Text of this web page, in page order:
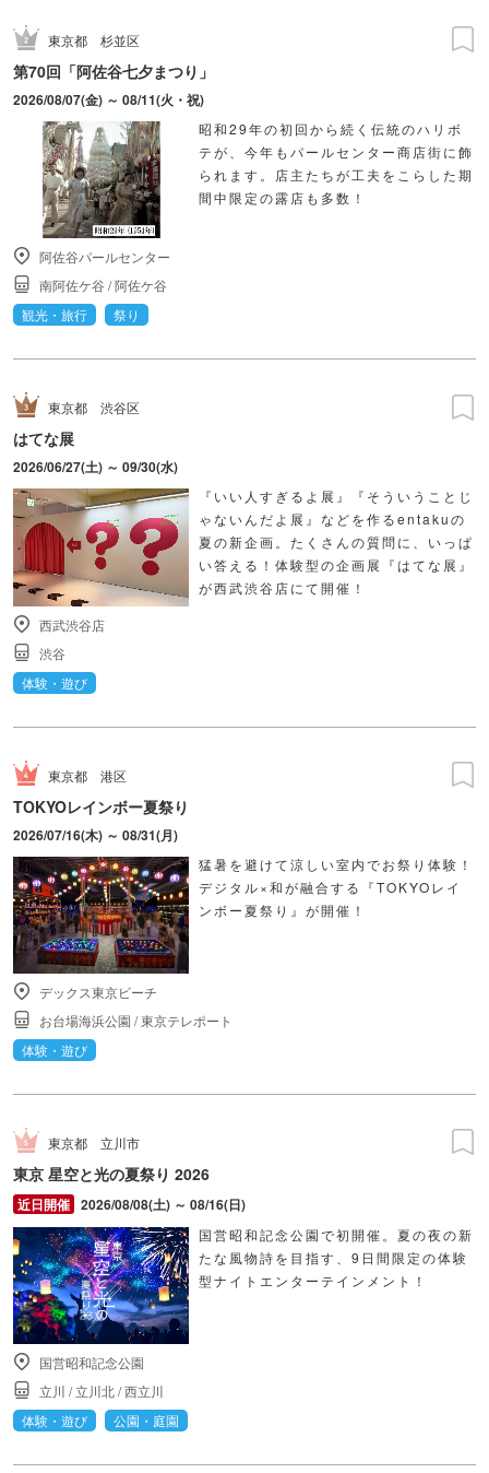
東京都 杉並区
第70回「阿佐谷七夕まつり」
2026/08/07(金) ～ 08/11(火・祝)
昭和29年の初回から続く伝統のハリボ
テが、今年もパールセンター商店街に飾
られます。店主たちが工夫をこらした期
間中限定の露店も多数！
阿佐谷パールセンター
南阿佐ケ谷 /阿佐ケ谷
観光・旅行
祭り
東京都 渋谷区
はてな展
2026/06/27(土) ～ 09/30(水)
『いい人すぎるよ展』『そういうことじ
ゃないんだよ展』などを作るentakuの
夏の新企画。たくさんの質問に、いっぱ
い答える！体験型の企画展『はてな展』
が西武渋谷店にて開催！
西武渋谷店
渋谷
体験・遊び
東京都 港区
TOKYOレインボー夏祭り
2026/07/16(木) ～ 08/31(月)
猛暑を避けて涼しい室内でお祭り体験！
デジタル×和が融合する『TOKYOレイ
ンボー夏祭り』が開催！
デックス東京ビーチ
お台場海浜公園 /東京テレポート
体験・遊び
東京都 立川市
東京 星空と光の夏祭り 2026
2026/08/08(土) ～ 08/16(日)
国営昭和記念公園で初開催。夏の夜の新
たな風物詩を目指す、9日間限定の体験
型ナイトエンターテインメント！
国営昭和記念公園
立川 /立川北/西立川
体験・遊び
公園・庭園